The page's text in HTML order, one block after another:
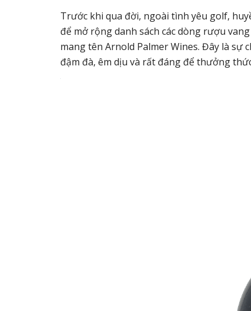
Trước khi qua đời, ngoài tình yêu golf,
để mở rộng danh sách các dòng rượu
mang tên Arnold Palmer Wines. Đây là sự
đậm đà, êm dịu và rất đáng để thưởng